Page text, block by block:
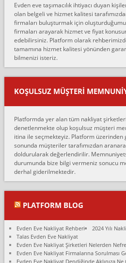
çalıştıklarını, müş...
Ahmet:
Lüleburgaz güngünes evden eve naklyat
anlaştık sabah eve geldiklerinde de eşyalarımı
sarcaz demelerine r...
mehmet güldü:
Ankara ALİCANLAR NAKLİYAT Tutarsız ve ticari
var verdikleri fiyat teklifini arttırdılar. Sonrasında
oldukça tutarsı...
Ankara Alicanlar naklyat tel 5465524025. 2600
Konya ya Alicanlar naklyat la anlaştık bu şahıs
fiyatın mazoto gele...
Fatih kokmese:
Diyarbakır dan eşyamı getirtmek için anlaştım
Son anda fiyat artırdılar.. mecburiyetten tasittim..
Ali:
olduk. Asansörlü dediler sonra uraya asansör
fark istediler. ortada asa...
Nimet:
Ben 2021 Ağustos ilk haftası Evimi taşıdım yani
Evden eve taşımacılık ihtiyacı duyan
olan belgeli ve hizmet kalitesi
firmaları buluşturmak için
firmaları arayarak hizmet ve fiyat
edebilirsiniz. Platform olarak
tamamına hizmet kalitesi yönünden
bilmenizi isteriz.
KOŞULSUZ MÜŞTERI
Platformda yer alan tüm nakliyat
denetlenmekte olup koşulsuz müşteri
itina ile seçmekteyiz. Platform
sonunda müşteriler tarafımızdan
doldurularak değerlendirilir.
durumunda bize bilgi vermeniz sonucu
derhal giderilmektedir.
PLATFORM BLOG
Evden Eve Nakliyat Rehberi
2024 Yılı
Talas Evden Eve Nakliyat
Evden Eve Nakliyat Şirketleri Nelerden
Evden Eve Nakliyat Firmalarına Sorulması
Evden Eve Nakliyat Dendiğinde Aklınıza Ne